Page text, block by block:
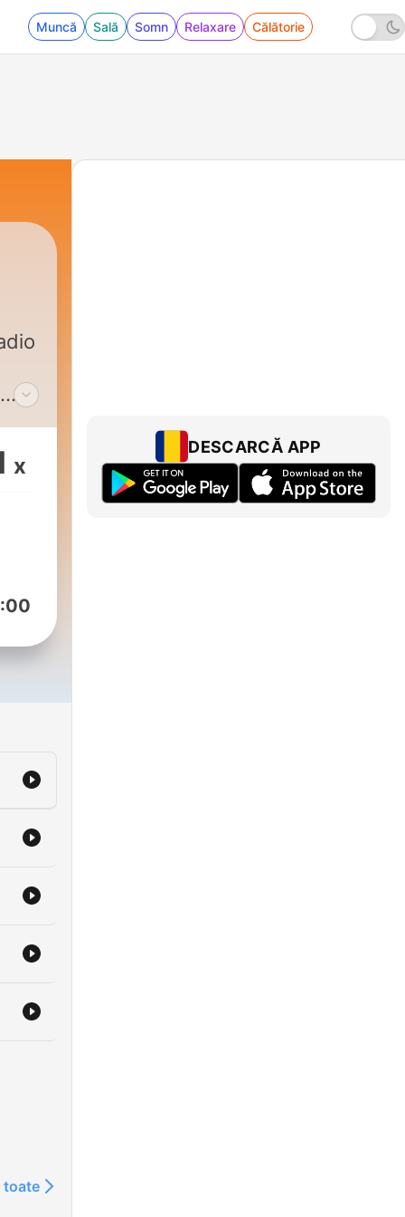
Muncă Sală Somn Relaxare Călătorie
x
toate
DESCARCĂ APP